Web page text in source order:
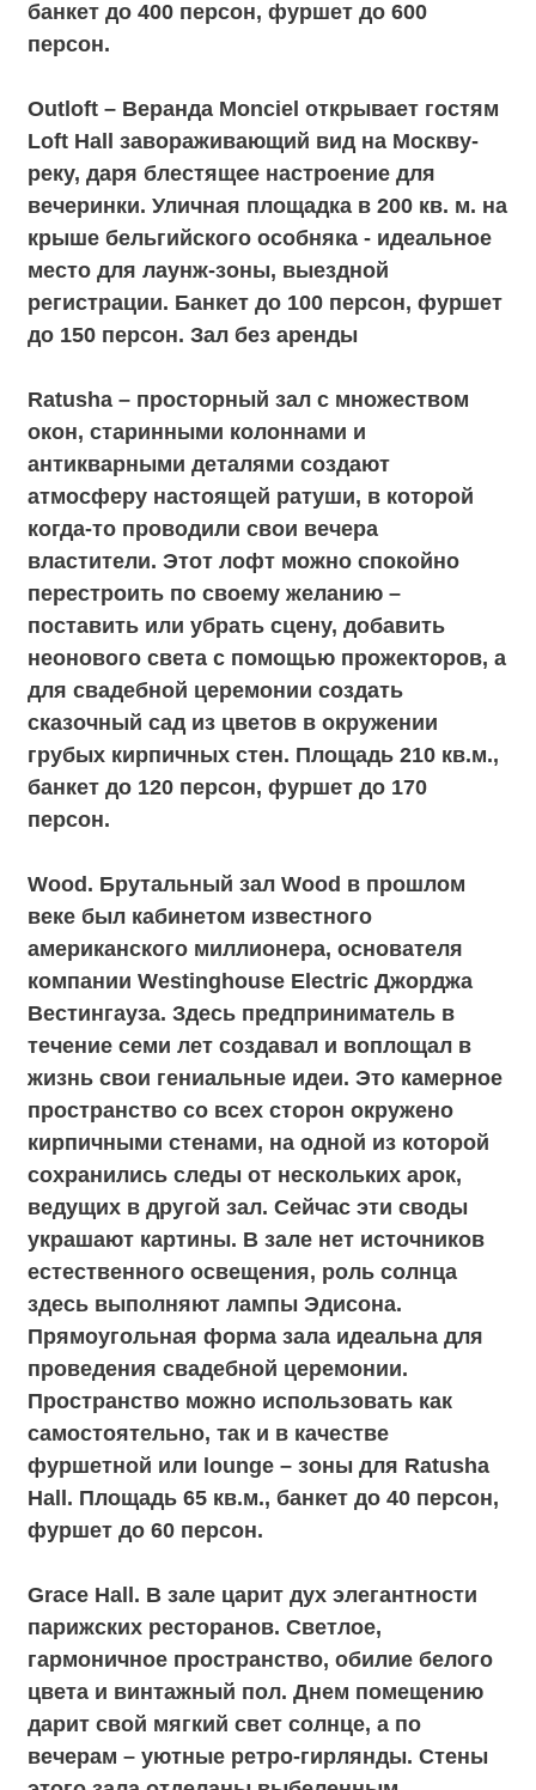
Прямоугольная форма зала идеальна для
проведения свадебной церемонии.
фуршетной или lounge – зоны для Ratusha
Hall. Площадь 65 кв.м., банкет до 40 персон,
фуршет до 60 персон.
Grace Hall. В зале царит дух элегантности
парижских ресторанов. Светлое,
гармоничное пространство, обилие белого
цвета и винтажный пол. Днем помещению
дарит свой мягкий свет солнце, а по
этого зала отделаны выбеленным
фактурным кирпичом, будто нарисованным
вручную. Окна в светлых тонах выходят на
три стороны и буквально заливают весь
зал лучами солнца. Grace - это нежное
облако во всем особняке LOFT HALL.
Площадь 130 кв. м., банкет до 120 персон,
фуршет до 120 персон. Зал без аренды.
Town. Яркий и разнофактурный Town будто
страница из книги о приключениях. Авторы
этого интерьера отразили свои истории в
каждой поверхности. Ни одна стена не
повторяет дизайн другой, но все они
соединяются в единой стилистике. Картины
с изображением полинезийцев, тканое
украшение из натуральных тканей,
кирпич добавляют этому пространству
этнических мотивов. В зале много оттенков
спокойного зеленого – он присутствует в
дизайне стен, выкрашенном бетонном
потолке и в незамысловатом рисунке на
полу. Небольшое, уютное пространство
отлично подходит для празднования дня
дополнительным залом к свадебному
Grace. Из Town есть отдельный выход на
улицу, благодаря которому пространство
является полностью автономным. Площадь
90 кв. м., банкет до 50 персон, фуршет до 70
Blade. Большие окна в темных рамах,
уникально состаренная дорогая мебель,
мягкий свет и эксклюзивный рисунок на
полу. Стены этого пространства сделаны из
разных материалов - белого или
классического кирпича, а также бетона.
Такой прием добавляет помещению
живости и аутентичности. Дополняют
атмосферу лофта картины с изображением
полинезийцев и ретро-гирлянды,
дополнение к просторному Montblanc в
качестве lounge – зоны или помещения для
фуршета. Кроме того, пространство имеет
собственный выход на летнюю веранду и
отдельный вход для гостей. Площадь 120
кв. м., банкет до 80 персон, фуршет до 100
персон. Зал без аренды.